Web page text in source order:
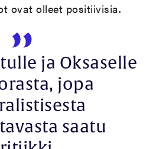
ovat olleet positiivisia.
ja Oksaselle
jopa
saatu